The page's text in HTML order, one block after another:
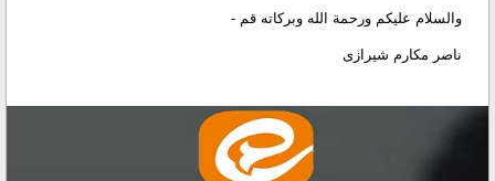
والسلام علیکم ورحمة الله وبرکاته قم -
ناصر مکارم شیرازی